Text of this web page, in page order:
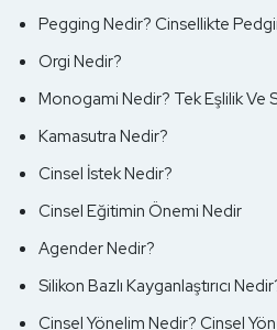
Pegging Nedir? Cinsellikte
Orgi Nedir?
Monogami Nedir? Tek Eşlilik Ve
Kamasutra Nedir?
Cinsel İstek Nedir?
Cinsel Eğitimin Önemi Nedir
Agender Nedir?
Silikon Bazlı Kayganlaştırıcı
Cinsel Yönelim Nedir? Cinsel